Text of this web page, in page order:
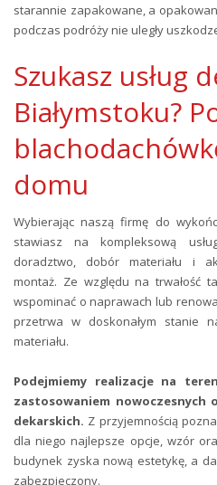
starannie zapakowane, a
podczas podróży nie uległy
Szukasz usług
Białymstoku?
domu
Wybierając naszą firmę do
stawiasz na kompleksową
doradztwo, dobór materiału i
montaż. Ze względu na trwałość
wspominać o naprawach lub
przetrwa w doskonałym stanie
materiału.
Podejmiemy realizacje na
zastosowaniem nowoczesnych
dekarskich. Z przyjemnością
dla niego najlepsze opcje, wzór
budynek zyska nową estetykę, a
zabezpieczony.